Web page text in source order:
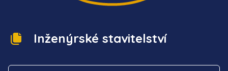
Inženýrské stavitelství